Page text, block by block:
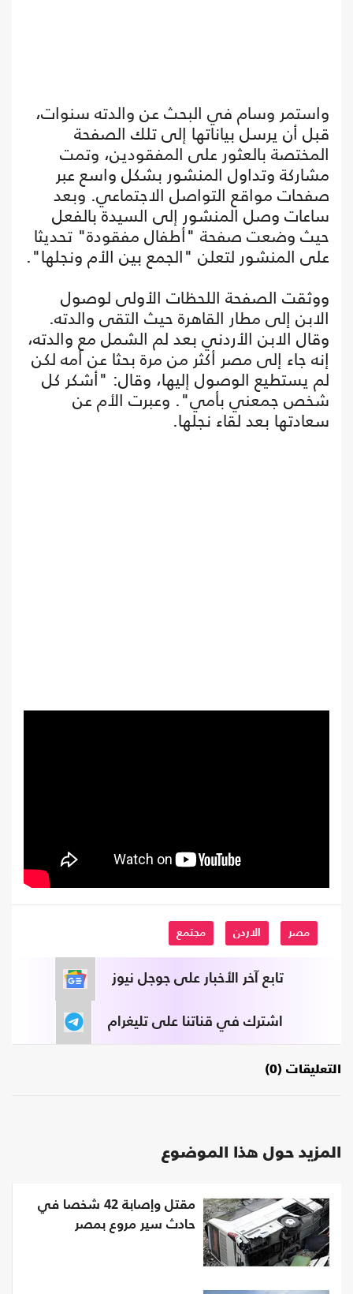
واستمر وسام في البحث عن والدته سنوات،
قبل أن يرسل بياناتها إلى تلك الصفحة
المختصة بالعثور على المفقودين، وتمت
مشاركة وتداول المنشور بشكل واسع عبر
صفحات مواقع التواصل الاجتماعي. وبعد
ساعات وصل المنشور إلى السيدة بالفعل
حيث وضعت صفحة "أطفال مفقودة" تحديثا
على المنشور لتعلن "الجمع بين الأم ونجلها".
ووثقت الصفحة اللحظات الأولى لوصول
الابن إلى مطار القاهرة حيث التقى والدته.
وقال الابن الأردني بعد لم الشمل مع والدته،
إنه جاء إلى مصر أكثر من مرة بحثا عن أمه لكن
لم يستطيع الوصول إليها، وقال: "أشكر كل
شخص جمعني بأمي". وعبرت الأم عن
سعادتها بعد لقاء نجلها.
مصر الاردن مجتمع
تابع آخر الأخبار على جوجل نيوز
اشترك في قناتنا على تليغرام
التعليقات (0)
المزيد حول هذا الموضوع
مقتل وإصابة 42 شخصا في
حادث سير مروع بمصر